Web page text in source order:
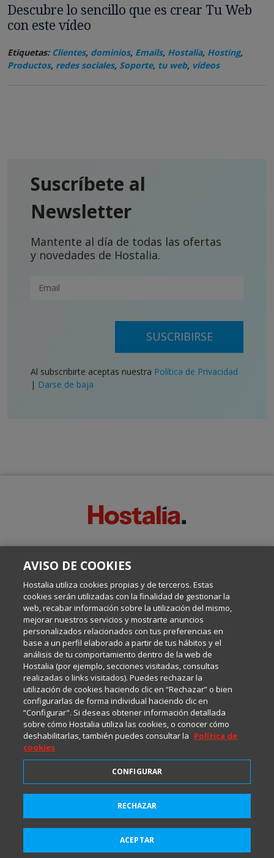
Descubre lo sencillo que es crear Tu Web
con este vídeo
Etiquetas: Clientes, dominios, Emails, Hostalia, Hosting,
Productos, redes sociales, Soporte, tu web, vídeos
Suscríbete al
Newsletter
Mantente al día de todas las ofertas
y novedades de Hostalia.
SUSCRIBIRSE
Al subscribirte aceptas nuestra Política de Privacidad
| Darse de baja
Escrito por el equipo de Comunicación de Hostalia, dirigido por
Internet y Tecnología.
Política de privacidad
Política de cookies
Aviso legal
2001-2026 © Copyright
Todos los Derechos Reservados
AVISO DE COOKIES
Hostalia utiliza cookies propias y de terceros. Estas
cookies serán utilizadas con la finalidad de gestionar la
web, recabar información sobre la utilización del mismo,
mejorar nuestros servicios y mostrarte anuncios
personalizados relacionados con tus preferencias en
base a un perfil elaborado a partir de tus hábitos y el
análisis de tu comportamiento dentro de la web de
Hostalia (por ejemplo, secciones visitadas, consultas
realizadas o links visitados). Puedes rechazar la
utilización de cookies haciendo clic en “Rechazar” o bien
configurarlas de forma individual haciendo clic en
“Configurar". Si deseas obtener información detallada
sobre cómo Hostalia utiliza las cookies, o conocer cómo
deshabilitarlas, también puedes consultar la Política de
cookies
CONFIGURAR
RECHAZAR
ACEPTAR